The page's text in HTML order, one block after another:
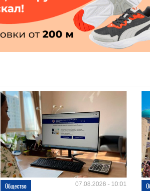
Общество 07.08.2026 - 10:01